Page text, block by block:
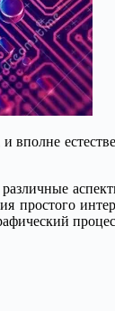
простого